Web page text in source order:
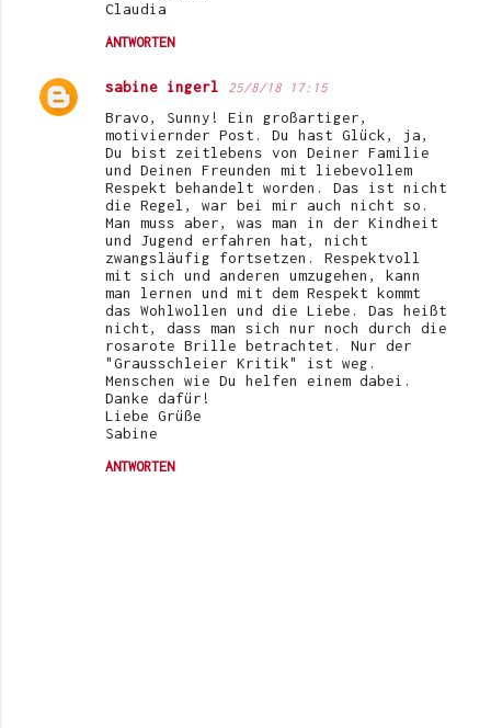
Claudia
ANTWORTEN
sabine ingerl 25/8/18 17:15
Bravo, Sunny! Ein großartiger,
motiviernder Post. Du hast Glück, ja,
Du bist zeitlebens von Deiner Familie
und Deinen Freunden mit liebevollem
Respekt behandelt worden. Das ist nicht
die Regel, war bei mir auch nicht so.
Man muss aber, was man in der Kindheit
und Jugend erfahren hat, nicht
zwangsläufig fortsetzen. Respektvoll
mit sich und anderen umzugehen, kann
man lernen und mit dem Respekt kommt
das Wohlwollen und die Liebe. Das heißt
nicht, dass man sich nur noch durch die
rosarote Brille betrachtet. Nur der
"Grausschleier Kritik" ist weg.
Menschen wie Du helfen einem dabei.
Danke dafür!
Liebe Grüße
Sabine
ANTWORTEN